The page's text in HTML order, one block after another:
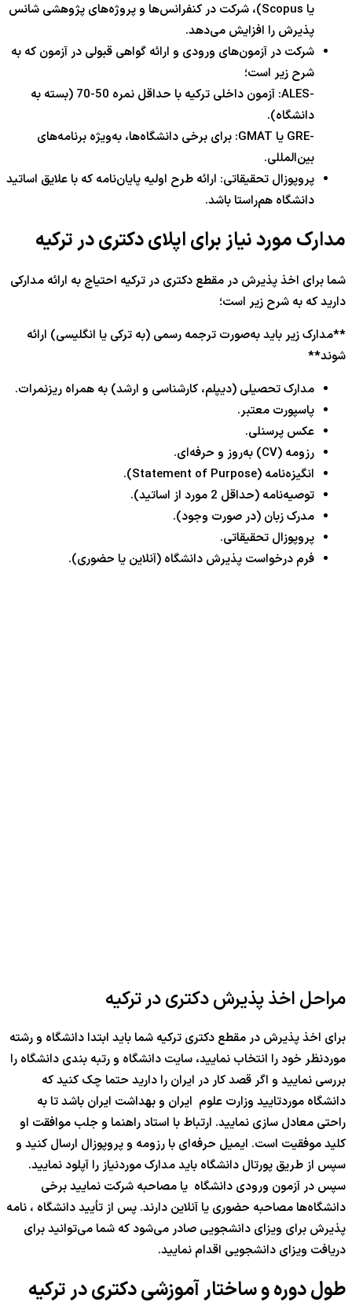
یا Scopus)، شرکت در کنفرانس‌ها و پروژه‌های پژوهشی شانس
پذیرش را افزایش می‌دهد.
شرکت در آزمون‌های ورودی و ارائه گواهی قبولی در آزمون که به
شرح زیر است؛
-ALES: آزمون داخلی ترکیه با حداقل نمره 50-70 (بسته به
دانشگاه).
-GRE یا GMAT: برای برخی دانشگاه‌ها، به‌ویژه برنامه‌های
بین‌المللی.
پروپوزال تحقیقاتی: ارائه طرح اولیه پایان‌نامه که با علایق اساتید
دانشگاه هم‌راستا باشد.
مدارک مورد نیاز برای اپلای دکتری در ترکیه
شما برای اخذ پذیرش در مقطع دکتری در ترکیه احتیاج به ارائه مدارکی
دارید که به شرح زیر است؛
**مدارک زیر باید به‌صورت ترجمه رسمی (به ترکی یا انگلیسی) ارائه
شوند**
مدارک تحصیلی (دیپلم، کارشناسی و ارشد) به همراه ریزنمرات.
پاسپورت معتبر.
عکس پرسنلی.
رزومه (CV) به‌روز و حرفه‌ای.
انگیزه‌نامه (Statement of Purpose).
توصیه‌نامه (حداقل 2 مورد از اساتید).
مدرک زبان (در صورت وجود).
پروپوزال تحقیقاتی.
فرم درخواست پذیرش دانشگاه (آنلاین یا حضوری).
مراحل اخذ پذیرش دکتری در ترکیه
برای اخذ پذیرش در مقطع دکتری ترکیه شما باید ابتدا دانشگاه و رشته
موردنظر خود را انتخاب نمایید، سایت دانشگاه و رتبه بندی دانشگاه را
بررسی نمایید و اگر قصد کار در ایران را دارید حتما چک کنید که
دانشگاه موردتایید وزارت علوم ایران و بهداشت ایران باشد تا به
راحتی معادل سازی نمایید. ارتباط با استاد راهنما و جلب موافقت او
کلید موفقیت است. ایمیل حرفه‌ای با رزومه و پروپوزال ارسال کنید و
سپس از طریق پورتال دانشگاه باید مدارک موردنیاز را آپلود نمایید.
سپس در آزمون ورودی دانشگاه یا مصاحبه شرکت نمایید برخی
دانشگاه‌ها مصاحبه حضوری یا آنلاین دارند. پس از تأیید دانشگاه ، نامه
پذیرش برای ویزای دانشجویی صادر می‌شود که شما می‌توانید برای
دریافت ویزای دانشجویی اقدام نمایید.
طول دوره و ساختار آموزشی دکتری در ترکیه